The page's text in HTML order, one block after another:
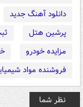
دانلود آهنگ جدید
پرشین هتل
مزایده خودرو
فروشنده مواد
نظر شما